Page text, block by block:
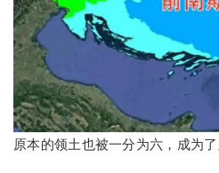
原本的领土也被一分为六，成为